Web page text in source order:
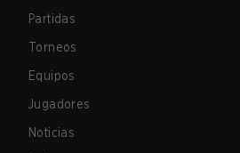
Partidas
Torneos
Equipos
Jugadores
Noticias